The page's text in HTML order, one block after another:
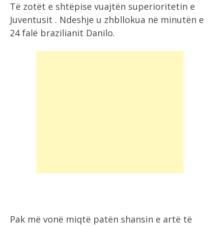
Të zotët e shtëpise vuajtën superioritetin e
Juventusit . Ndeshje u zhbllokua në minutën e
24 falë brazilianit Danilo.
Pak më vonë miqtë patën shansin e artë të